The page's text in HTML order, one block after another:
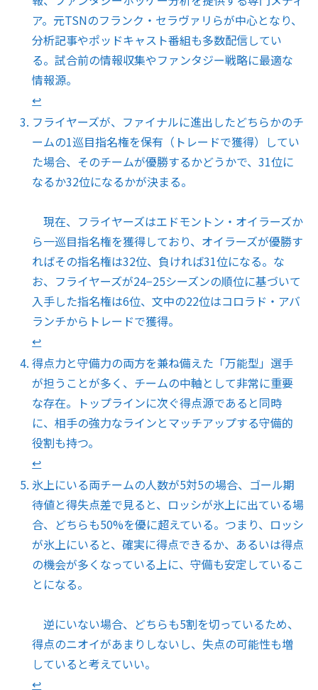
ア。元TSNのフランク・セラヴァリらが中心となり、
分析記事やポッドキャスト番組も多数配信してい
る。試合前の情報収集やファンタジー戦略に最適な
情報源。
↩︎
フライヤーズが、ファイナルに進出したどちらかのチ
ームの1巡目指名権を保有（トレードで獲得）してい
た場合、そのチームが優勝するかどうかで、31位に
なるか32位になるかが決まる。
現在、フライヤーズはエドモントン・オイラーズか
ら一巡目指名権を獲得しており、オイラーズが優勝す
ればその指名権は32位、負ければ31位になる。な
お、フライヤーズが24−25シーズンの順位に基づいて
入手した指名権は6位、文中の22位はコロラド・アバ
ランチからトレードで獲得。
↩︎
得点力と守備力の両方を兼ね備えた「万能型」選手
が担うことが多く、チームの中軸として非常に重要
な存在。トップラインに次ぐ得点源であると同時
に、相手の強力なラインとマッチアップする守備的
役割も持つ。
↩︎
氷上にいる両チームの人数が5対5の場合、ゴール期
待値と得失点差で見ると、ロッシが氷上に出ている場
合、どちらも50%を優に超えている。つまり、ロッシ
が氷上にいると、確実に得点できるか、あるいは得点
の機会が多くなっている上に、守備も安定しているこ
とになる。
逆にいない場合、どちらも5割を切っているため、
得点のニオイがあまりしないし、失点の可能性も増
していると考えていい。
↩︎